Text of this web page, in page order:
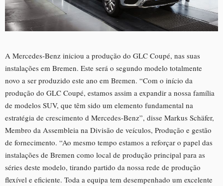
A Mercedes-Benz iniciou a produção do GLC Coupé, nas suas
instalações em Bremen. Este será o segundo modelo totalmente
novo a ser produzido este ano em Bremen. “Com o início da
produção do GLC Coupé, estamos assim a expandir a nossa família
de modelos SUV, que têm sido um elemento fundamental na
estratégia de crescimento d Mercedes-Benz”, disse Markus Schäfer,
Membro da Assembleia na Divisão de veículos, Produção e gestão
de fornecimento. “Ao mesmo tempo estamos a reforçar o papel das
instalações de Bremen como local de produção principal para as
séries deste modelo, tirando partido da nossa rede de produção
flexível e eficiente. Toda a equipa tem desempenhado um excelente